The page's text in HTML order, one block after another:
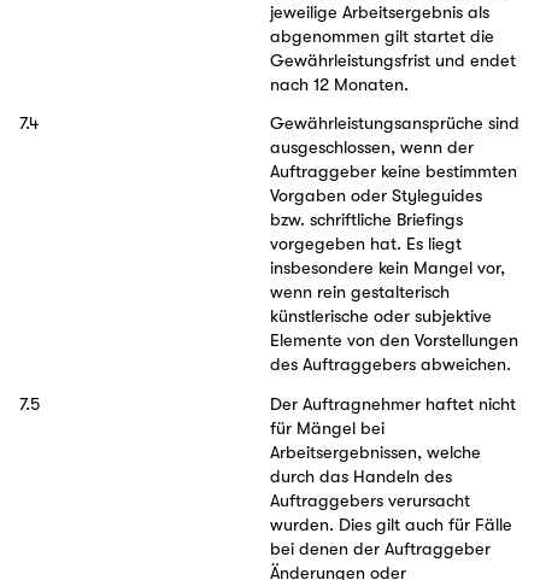
jeweilige Arbeitsergebnis als
abgenommen gilt startet die
Gewährleistungsfrist und endet
nach 12 Monaten.
7.4
Gewährleistungsansprüche sind
ausgeschlossen, wenn der
Auftraggeber keine bestimmten
Vorgaben oder Styleguides
bzw. schriftliche Briefings
vorgegeben hat. Es liegt
insbesondere kein Mangel vor,
wenn rein gestalterisch
künstlerische oder subjektive
Elemente von den Vorstellungen
des Auftraggebers abweichen.
7.5
Der Auftragnehmer haftet nicht
für Mängel bei
Arbeitsergebnissen, welche
durch das Handeln des
Auftraggebers verursacht
wurden. Dies gilt auch für Fälle
bei denen der Auftraggeber
Änderungen oder